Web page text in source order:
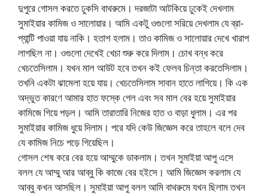
দুপুরে গোসল করতে ঢুকসি বাথরুমে। দরজাটা আটকিয়ে ঢুকেই দেখলাম
সুমাইয়ার কামিজ ও সালোয়ার। আমি একটু ওগুলো সরিয়ে দেখলাম যে ব্রা-
প্যান্টি পাওয়া যায় নাকি। হতাশ হলাম। তাও কামিজ ও সালোয়ার দেখে খারাপ
লাগছিল না। ওগুলো দেখেই খেচা শুরু করে দিলাম। চোখ বন্ধ করে
খেচতেসিলাম। যখন মাল আউট হবে তখন কই ফেলব চিন্তা করতেসিলাম।
তখনি একটা ঝামেলা হয়ে যায়। খেচতেসিলাম সাবান হাতে লাগিয়ে। কি এক
অদ্ভুত কারণে আমার হাত ফস্কে গেল এবং সব মাল বের হয়ে সুমাইয়ার
কামিজে গিয়ে পড়ল। আমি তারাতারি নিজের হাত ও বাড়া ধুলাম। এর পর
সুমাইয়ার কামিজ ধুয়ে দিলাম। পরে যদি কেউ জিজ্ঞেস করে তাহলে বলে দেব
যে কামিজ নিচে পড়ে গিয়েছিল।
গোসল শেষ করে বের হয়ে আম্মুকে ডাকলাম। তখন সুমাইয়া আপু এসে
বলল যে আম্মু আর আব্বু কি কাজে বের হইসে। আমি জিজ্ঞেস করলাম যে
আব্বু কখন আসছিল। সুমাইয়া আপু বলল আমি বাথরুমে যখন ছিলাম তখন